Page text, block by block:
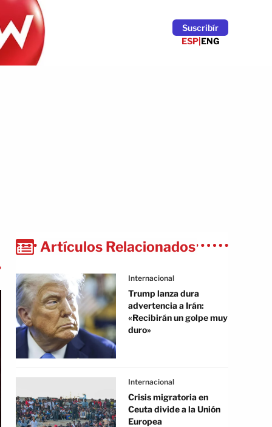
Suscribír
ESP|ENG
Artículos Relacionados
Internacional
Trump lanza dura
advertencia a Irán:
«Recibirán un golpe muy
duro»
Internacional
Crisis migratoria en
Ceuta divide a la Unión
Europea